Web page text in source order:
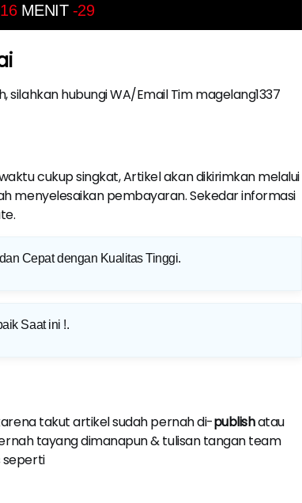
MENIT-30
hubungi WA/Email Tim magelang1337
cukup singkat, Artikel akan dikirimkan melalui
menyelesaikan pembayaran. Sekedar informasi
Cepat dengan Kualitas Tinggi.
Saat ini !.
takut artikel sudah pernah di-publishatau
tayang dimanapun & tulisan tangan team
seperti